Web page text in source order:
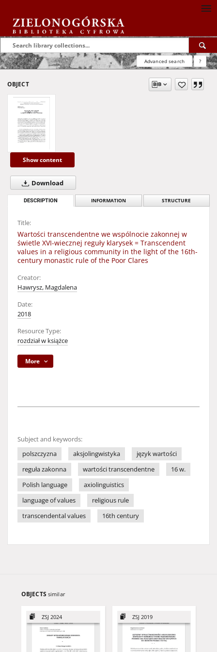
Advanced search ?
OBJECT
Show content
Download
DESCRIPTION INFORMATION STRUCTURE
Title:
Wartości transcendentne we wspólnocie zakonnej w
świetle XVI-wiecznej reguły klarysek = Transcendent
values in a religious community in the light of the 16th-
century monastic rule of the Poor Clares
Creator:
Hawrysz, Magdalena
Date:
2018
Resource Type:
rozdział w książce
More
Subject and keywords:
polszczyzna
aksjolingwistyka
język wartości
reguła zakonna
wartości transcendentne
16 w.
Polish language
axiolinguistics
language of values
religious rule
transcendental values
16th century
OBJECTS similar
ZSJ 2024 ZSJ 2019